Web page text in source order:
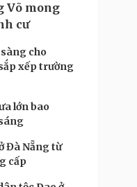
Võ mong
cư
cho
xếp trường
lớn bao
Đà Nẵng từ
cấp